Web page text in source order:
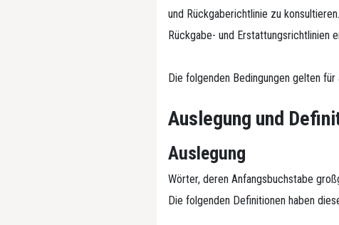
und Rückgaberichtlinie zu
Rückgabe- und Erstattungsrichtlinien
Die folgenden Bedingungen gelten
Auslegung und
Auslegung
Wörter, deren Anfangsbuchstabe
Die folgenden Definitionen haben